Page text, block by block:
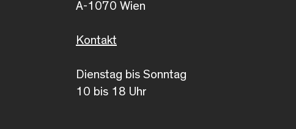
A-1070 Wien
Kontakt
Dienstag bis Sonntag
10 bis 18 Uhr